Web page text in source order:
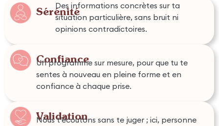
Sérénité
Des informations concrètes sur ta
situation particulière, sans bruit ni
opinions contradictoires.
Confiance
Un programme sur mesure, pour que tu te
sentes à nouveau en pleine forme et en
confiance à chaque prise.
Validation
Nous t’écoutons sans te juger ; ici, personne